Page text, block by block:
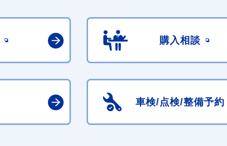
購入相談
車検/点検/整備予約